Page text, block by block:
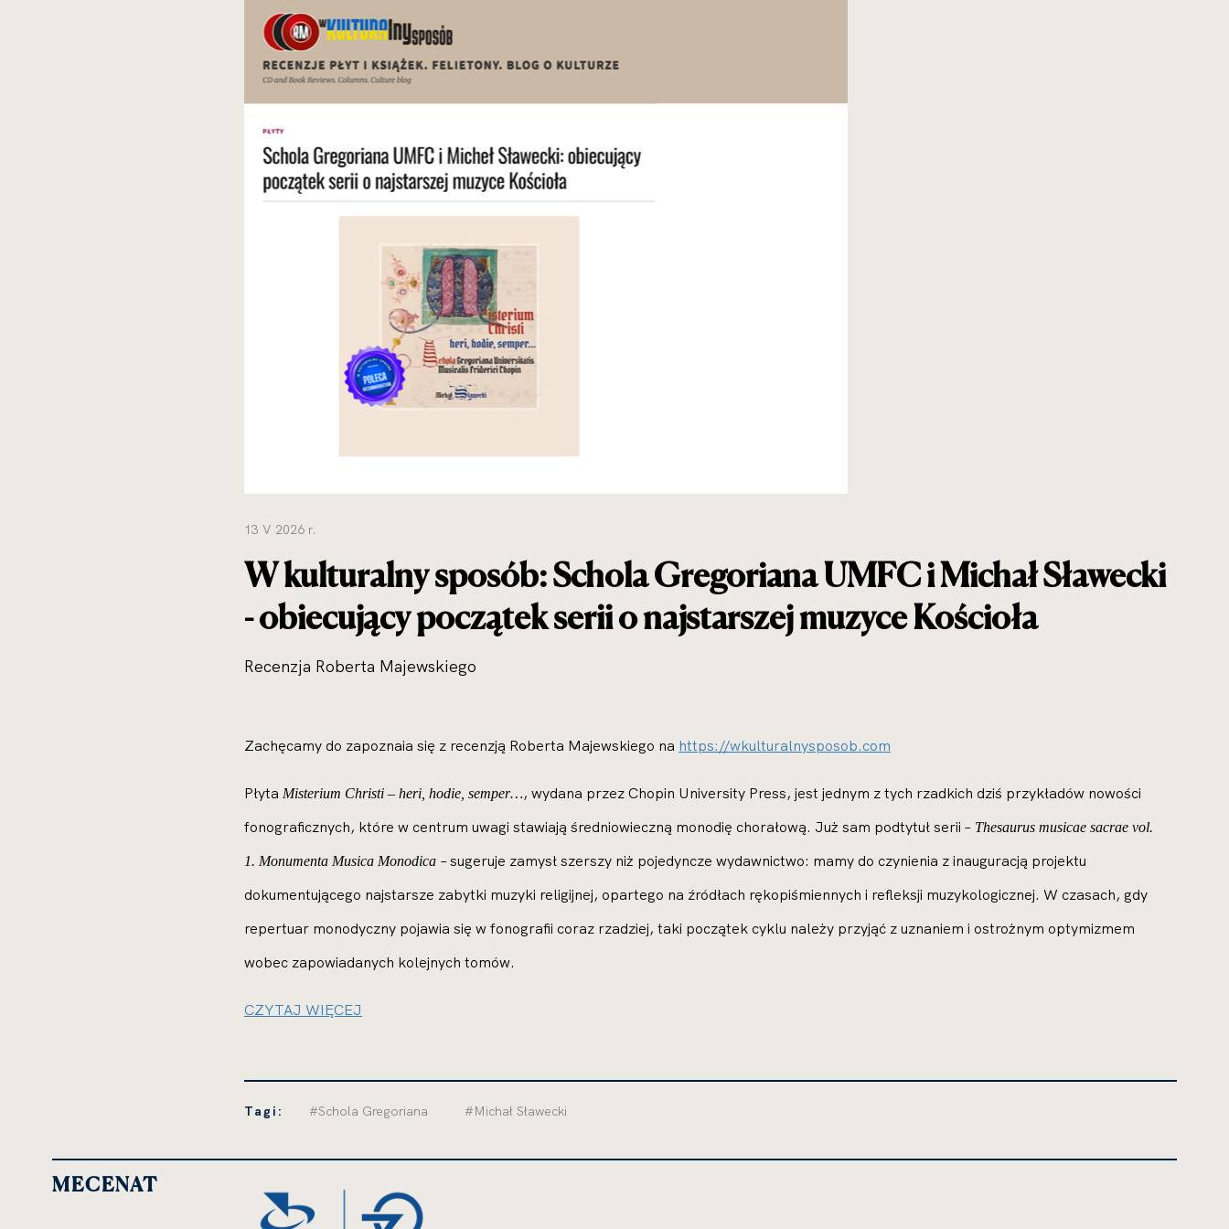
spowoduje
powiększenie
zdjęcia
rozmiarów
13 V 2026 r.
W kulturalny sposób: Schola Gregoriana UMFC i Michał Sławecki
- obiecujący początek serii o najstarszej muzyce Kościoła
Recenzja Roberta Majewskiego
Zachęcamy do zapoznaia się z recenzją Roberta Majewskiego na https://wkulturalnysposob.com
Płyta Misterium Christi – heri, hodie, semper…, wydana przez Chopin University Press, jest jednym z tych rzadkich dziś przykładów nowości
fonograficznych, które w centrum uwagi stawiają średniowieczną monodię chorałową. Już sam podtytuł serii – Thesaurus musicae sacrae vol.
1. Monumenta Musica Monodica – sugeruje zamysł szerszy niż pojedyncze wydawnictwo: mamy do czynienia z inauguracją projektu
dokumentującego najstarsze zabytki muzyki religijnej, opartego na źródłach rękopiśmiennych i refleksji muzykologicznej. W czasach, gdy
repertuar monodyczny pojawia się w fonografii coraz rzadziej, taki początek cyklu należy przyjąć z uznaniem i ostrożnym optymizmem
wobec zapowiadanych kolejnych tomów.
CZYTAJ WIĘCEJ
Tagi: #Schola Gregoriana #Michał Sławecki
MECENAT